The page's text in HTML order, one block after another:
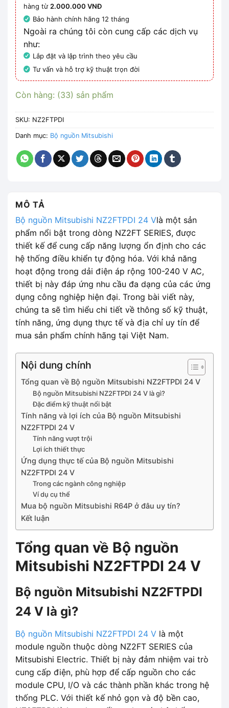
hàng từ2.000.000 VNĐ
Bảo hành chính hãng 12 tháng
Ngoài ra chúng tôi còn cung cấp các dịch vụ
như:
Lắp đặt và lập trình theo yêu cầu
Tư vấn và hỗ trợ kỹ thuật trọn đời
Còn hàng: (33) sản phẩm
SKU: NZ2FTPDI
Danh mục: Bộ nguồn Mitsubishi
MÔ TẢ
Bộ nguồn Mitsubishi NZ2FTPDI 24 Vlà một sản
phẩm nổi bật trong dòng NZ2FT SERIES, được
thiết kế để cung cấp năng lượng ổn định cho các
hệ thống điều khiển tự động hóa. Với khả năng
hoạt động trong dải điện áp rộng 100-240 V AC,
thiết bị này đáp ứng nhu cầu đa dạng của các ứng
dụng công nghiệp hiện đại. Trong bài viết này,
chúng ta sẽ tìm hiểu chi tiết về thông số kỹ thuật,
tính năng, ứng dụng thực tế và địa chỉ uy tín để
mua sản phẩm chính hãng tại Việt Nam.
Nội dung chính
Tổng quan về Bộ nguồn Mitsubishi NZ2FTPDI 24 V
Bộ nguồn Mitsubishi NZ2FTPDI 24 V là gì?
Đặc điểm kỹ thuật nổi bật
Tính năng và lợi ích của Bộ nguồn Mitsubishi
NZ2FTPDI 24 V
Tính năng vượt trội
Lợi ích thiết thực
Ứng dụng thực tế của Bộ nguồn Mitsubishi
NZ2FTPDI 24 V
Trong các ngành công nghiệp
Ví dụ cụ thể
Mua bộ nguồn Mitsubishi R64P ở đâu uy tín?
Kết luận
Tổng quan về Bộ nguồn
Mitsubishi NZ2FTPDI 24 V
Bộ nguồn Mitsubishi NZ2FTPDI
24 V là gì?
Bộ nguồn Mitsubishi NZ2FTPDI 24 V là một
module nguồn thuộc dòng NZ2FT SERIES của
Mitsubishi Electric. Thiết bị này đảm nhiệm vai trò
cung cấp điện, phù hợp để cấp nguồn cho các
module CPU, I/O và các thành phần khác trong hệ
thống PLC. Với thiết kế nhỏ gọn và độ bền cao,